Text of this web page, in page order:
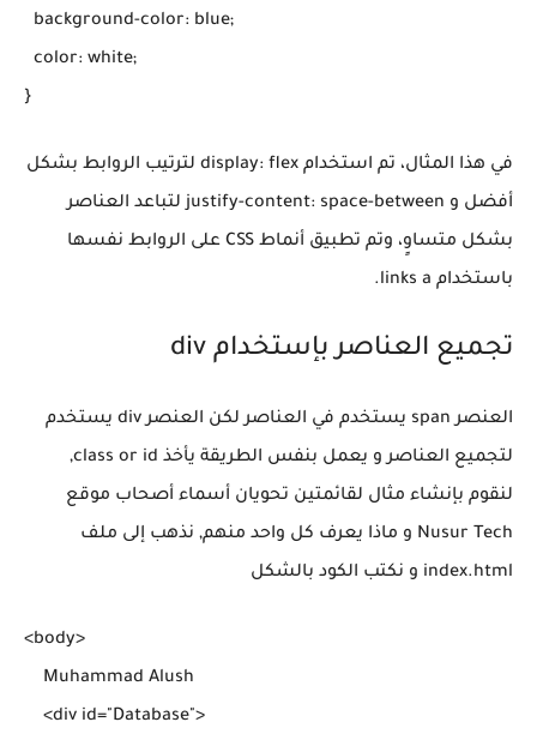
  background-color: blue;
  color: white;
في هذا المثال، تم استخدام display: flex لترتيب الروابط بشكل
أفضل و justify-content: space-between لتباعد العناصر
بشكل متساوٍ، وتم تطبيق أنماط CSS على الروابط نفسها
باستخدام links a.
تجميع العناصر بإستخدام div
العنصر span يستخدم في العناصر لكن العنصر div يستخدم
لتجميع العناصر و يعمل بنفس الطريقة يأخذ class or id,
لنقوم بإنشاء مثال لقائمتين تحويان أسماء أصحاب موقع
Nusur Tech و ماذا يعرف كل واحد منهم, نذهب إلى ملف
index.html و نكتب الكود بالشكل
<body>
    Muhammad Alush
    <div id="Database">